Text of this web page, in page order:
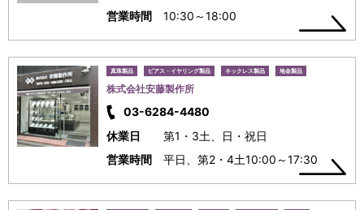
営業時間
10:30～18:00
真珠製品 ピアス・イヤリング製品 ネックレス製品 地金製品
株式会社安藤製作所
03-6284-4480
休業日
第1・3土、日・祝日
営業時間
平日、第2・4土10:00～17:30